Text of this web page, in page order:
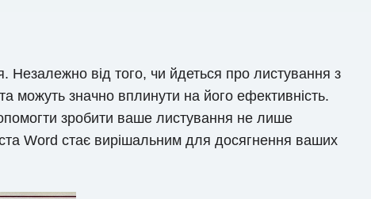
Незалежно від того, чи йдеться про листування з
можуть значно вплинути на його ефективність.
зробити ваше листування не лише
Word стає вирішальним для досягнення ваших